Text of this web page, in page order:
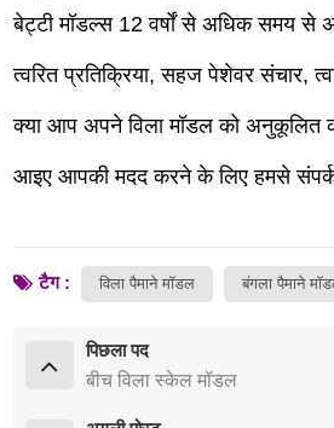
बेट्टी मॉडल्स 12 वर्षों से अधिक समय से
त्वरित प्रतिक्रिया, सहज पेशेवर संचार,
क्या आप अपने विला मॉडल को अनुकूलित
आइए आपकी मदद करने के लिए हमसे
टैग : विला पैमाने मॉडल बंगला पैमाने
पिछला पद
बीच विला स्केल मॉडल